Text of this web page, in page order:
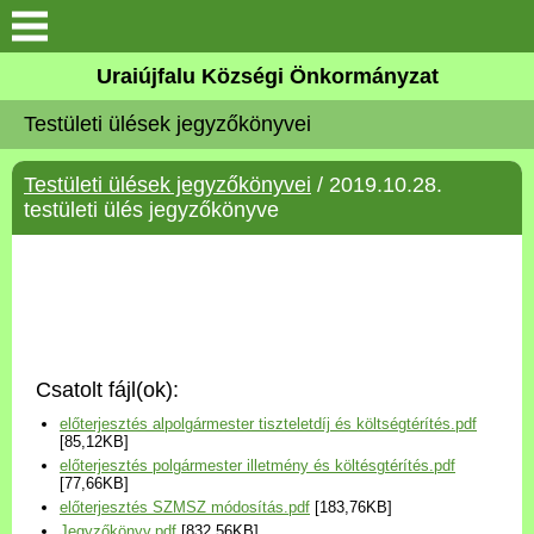
Köszöntő
Elérhetőségek
Uraiújfalu
Választási információk
Versenyképes Járások
Program
Uraiújfalu Községi Önkormányzat
Testületi ülések jegyzőkönyvei
Testületi ülések jegyzőkönyvei / 2019.10.28.
testületi ülés jegyzőkönyve
Csatolt fájl(ok):
előterjesztés alpolgármester tiszteletdíj és költségtérítés.pdf
[85,12KB]
előterjesztés polgármester illetmény és költésgtérítés.pdf
[77,66KB]
előterjesztés SZMSZ módosítás.pdf [183,76KB]